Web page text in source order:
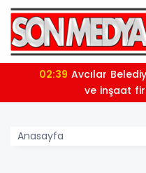
02:39Avcılar Belediyesi soruşturmasında 12 belediye
ve inşaat
Anasayfa